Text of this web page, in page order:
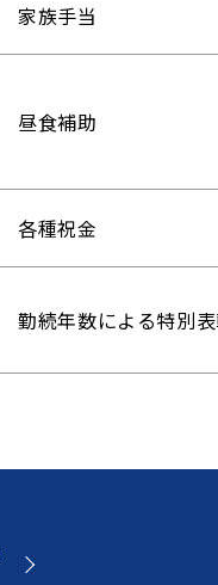
家族手当
昼食補助
各種祝金
勤続年数による特別